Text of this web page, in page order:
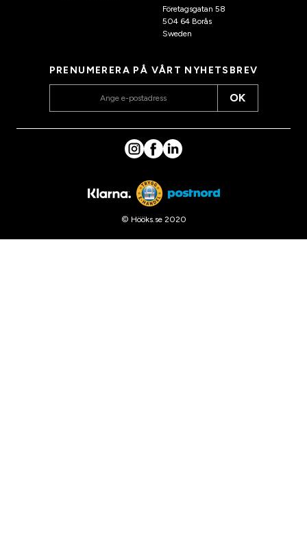
Företagsgatan 58
504 64 Borås
Sweden
PRENUMERERA PÅ VÅRT NYHETSBREV
OK
© Hööks.se 2020